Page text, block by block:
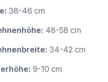
38-46 cm
48-58 cm
34-42 cm
9-10 cm